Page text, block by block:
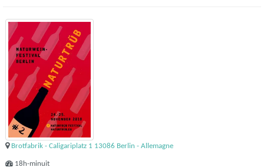
Brotfabrik - Caligariplatz 1 13086 Berlin - Allemagne
18h-minuit